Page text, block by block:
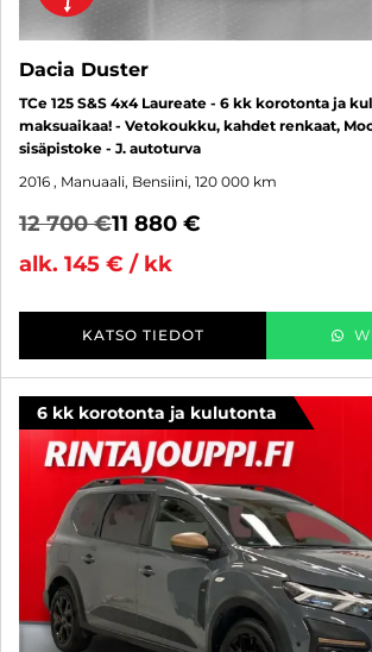
Dacia Duster
TCe 125 S&S 4x4 Laureate - 6 kk korotonta ja
maksuaikaa! - Vetokoukku, kahdet renkaat,
sisäpistoke - J. autoturva
2016 , Manuaali, Bensiini, 120 000 km
12 700 €11 880 €
alk. 145 € / kk
KATSO TIEDOT
6 kk korotonta ja kulutonta